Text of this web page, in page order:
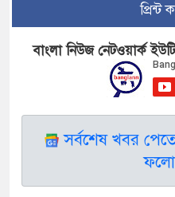
প্রিন্ট
বাংলা নিউজ নেটওয়ার্ক
সর্বশেষ খবর